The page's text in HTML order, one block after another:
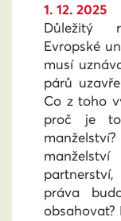
1. 12. 2025
Důležitý
Evropské
musí
párů
Co z toho
proč je
práva
obsahovat?